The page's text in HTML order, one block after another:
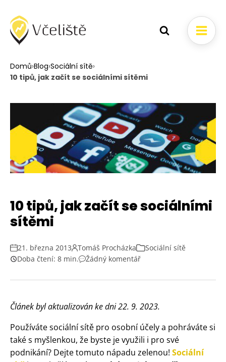
Domů›Blog›Sociální sítě›
10 tipů, jak začít se sociálními sítěmi
10 tipů, jak začít se sociálními
sítěmi
21. března 2013 Tomáš Procházka
Sociální sítě
Doba čtení: 8 min.
Žádný komentář
Článek byl aktualizován ke dni 22. 9. 2023.
Používáte sociální sítě pro osobní účely a pohráváte si
také s myšlenkou, že byste je využili i pro své
podnikání? Dejte tomuto nápadu zelenou! Sociální